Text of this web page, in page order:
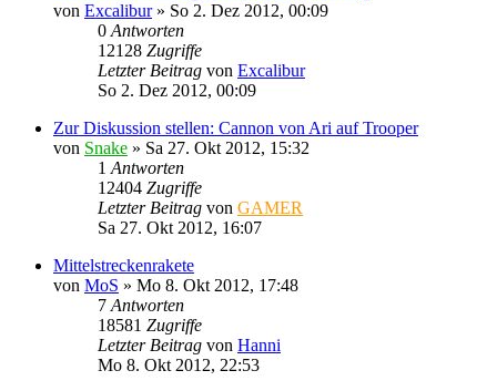
von Excalibur» So 2. Dez 2012, 00:09
0 Antworten
12128 Zugriffe
Letzter Beitrag von Excalibur
So 2. Dez 2012, 00:09
Zur Diskussion stellen: Cannon von Ari auf Trooper
von Snake » Sa 27. Okt 2012, 15:32
1 Antworten
12404 Zugriffe
Letzter Beitrag von GAMER
Sa 27. Okt 2012, 16:07
Mittelstreckenrakete
von MoS » Mo 8. Okt 2012, 17:48
7 Antworten
18581 Zugriffe
Letzter Beitrag von Hanni
Mo 8. Okt 2012, 22:53